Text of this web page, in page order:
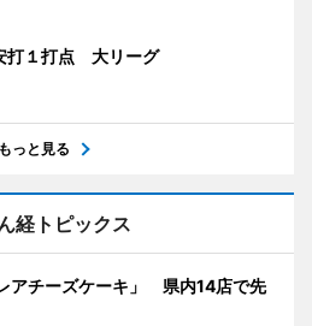
打１打点 大リーグ
もっと見る
経トピックス
アチーズケーキ」 県内14店で先